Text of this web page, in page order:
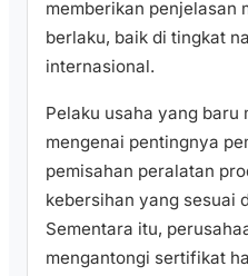
memberikan penjelasan
berlaku, baik di tingkat
internasional.
Pelaku usaha yang baru
mengenai pentingnya
pemisahan peralatan
kebersihan yang sesuai
Sementara itu,
mengantongi sertifikat